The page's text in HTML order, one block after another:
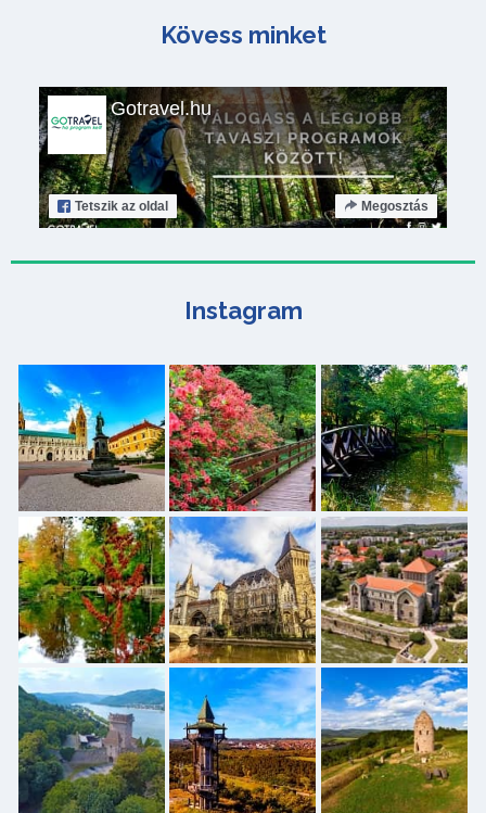
Kövess minket
Gotravel.hu
Tetszik az oldal Megosztás
Instagram